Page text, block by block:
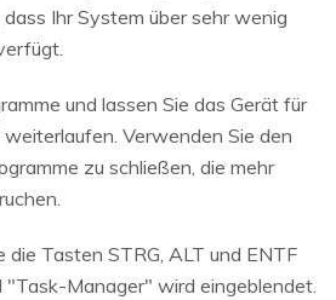
Ihr System über sehr wenig
und lassen Sie das Gerät für
Verwenden Sie den
zu schließen, die mehr
die Tasten STRG, ALT und ENTF
"Task-Manager" wird eingeblendet.